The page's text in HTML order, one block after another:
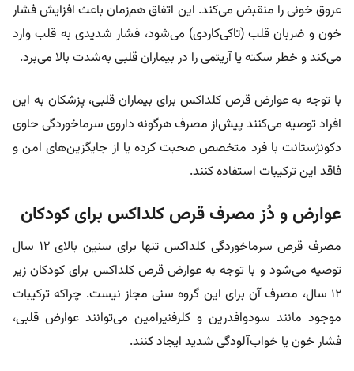
عروق خونی را منقبض می‌کند. این اتفاق هم‌زمان باعث افزایش فشار
خون و ضربان قلب (تاکی‌کاردی) می‌شود، فشار شدیدی به قلب وارد
می‌کند و خطر سکته یا آریتمی را در بیماران قلبی به‌شدت بالا می‌برد.
با توجه به عوارض قرص کلداکس برای بیماران قلبی، پزشکان به این
افراد توصیه می‌کنند پیش‌از مصرف هرگونه داروی سرماخوردگی حاوی
دکونژستانت با فرد متخصص صحبت کرده یا از جایگزین‌های امن و
فاقد این ترکیبات استفاده کنند.
عوارض و دُز مصرف قرص کلداکس برای کودکان
مصرف قرص سرماخوردگی کلداکس تنها برای سنین بالای ۱۲ سال
توصیه می‌شود و با توجه بهعوارض قرص کلداکس برای کودکان زیر
۱۲ سال، مصرف آن برای این گروه سنی مجاز نیست. چراکه
ترکیبات
موجود مانند سودوافدرین و کلرفنیرامین می‌توانند عوارض قلبی،
فشار خون یا خواب‌آلودگی شدید ایجاد کنند.